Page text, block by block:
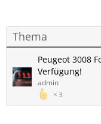
Thema
Peugeot 3008
Verfügung!
3
admin